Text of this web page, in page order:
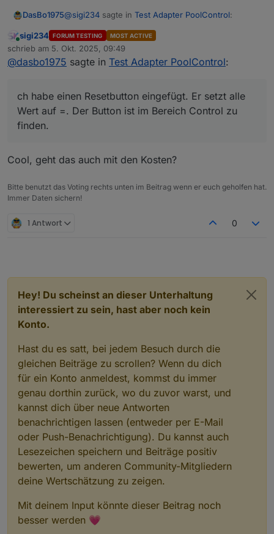
DasBo1975@sigi234 sagte in Test Adapter PoolControl:
@dasbo1975
Hallo, Stromverbrauch rechnet noch mit alten
Ich habe einen Resetbutton eingefügt. Er setzt alle
finden.
Änderung ist auf Github
Online
sigi234 FORUM TESTING MOST ACTIVE
schrieb am 5. Okt. 2025, 09:49
zuletzt editiert von
@dasbo1975 sagte in Test Adapter PoolControl:
ch habe einen Resetbutton eingefügt. Er setzt alle
Wert auf =. Der Button ist im Bereich Control zu
finden.
Cool, geht das auch mit den Kosten?
Bitte benutzt das Voting rechts unten im Beitrag wenn er euch geholfen hat.
Immer Daten sichern!
1 Antwort 0
Hey! Du scheinst an dieser Unterhaltung
interessiert zu sein, hast aber noch kein
Konto.
Hast du es satt, bei jedem Besuch durch die
gleichen Beiträge zu scrollen? Wenn du dich
für ein Konto anmeldest, kommst du immer
genau dorthin zurück, wo du zuvor warst, und
kannst dich über neue Antworten
benachrichtigen lassen (entweder per E-Mail
oder Push-Benachrichtigung). Du kannst auch
Lesezeichen speichern und Beiträge positiv
bewerten, um anderen Community-Mitgliedern
deine Wertschätzung zu zeigen.
Mit deinem Input könnte dieser Beitrag noch
besser werden 💗